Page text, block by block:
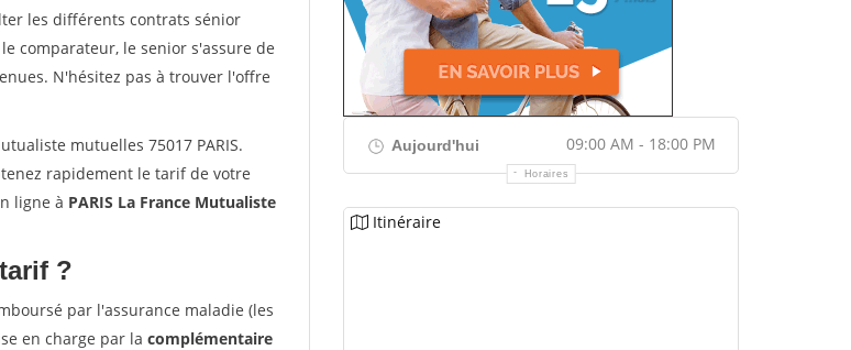
les différents contrats sénior
comparateur, le senior s'assure de
N'hésitez pas à trouver l'offre
mutuelles 75017 PARIS.
rapidement le tarif de votre
ligne à PARIS La France Mutualiste
?
par l'assurance maladie (les
en charge par la complémentaire
Aujourd'hui 09:00 AM - 18:00 PM
Horaires
Itinéraire